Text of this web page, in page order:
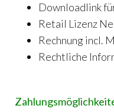
Downloadlink
Retail Lizenz
Rechnung incl.
Rechtliche